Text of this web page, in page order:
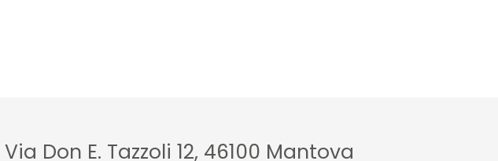
Via Don E. Tazzoli 12, 46100 Mantova